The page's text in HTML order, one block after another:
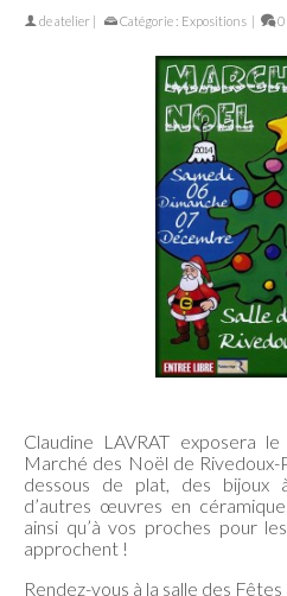
deatelier | Catégorie : Expositions | 0
Claudine LAVRAT exposera
Marché des Noël de Rivedoux-
dessous de plat, des bijoux
d’autres œuvres en
ainsi qu’à vos proches pour
approchent !
Rendez-vous à la salle des